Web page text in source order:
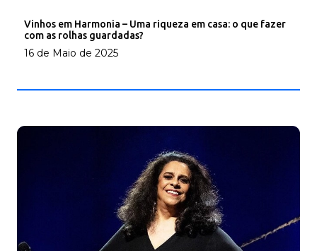
Vinhos em Harmonia – Uma riqueza em casa: o que fazer
com as rolhas guardadas?
16 de Maio de 2025